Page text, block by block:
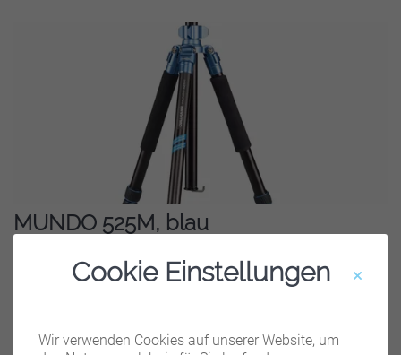
MUNDO 525M, blau
Cookie Einstellungen
Wir verwenden Cookies auf unserer Website, um